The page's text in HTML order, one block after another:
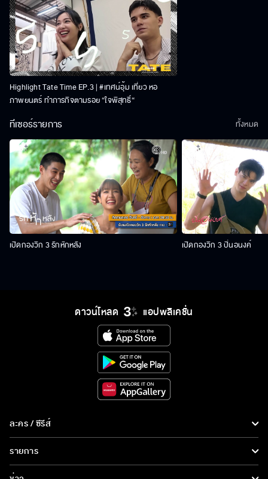
Highlight Tate Time EP.3 | #เทศน์อุ้ม เที่ยว หอ
ภาพยนตร์ ทำภารกิจตามรอย “ใจพิสุทธิ์“
ทีเซอร์รายการ
เปิดกองวิก 3 รักหักหลัง เปิดกองวิก 3 ปิ่นอนงค์
ทั้งหมด
ดาวน์โหลด แอปพลิเคชั่น
ละคร / ซีรีส์
ละคร/ซีรีส์
ซีรีส์นานาชาติ
รายการ
รายการทั้งหมด